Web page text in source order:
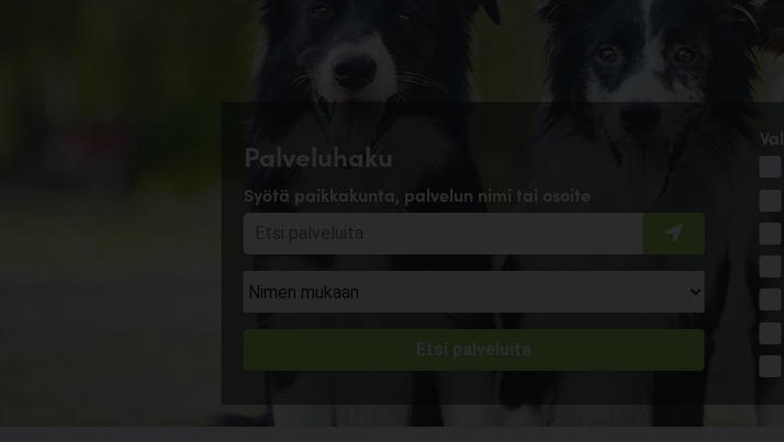
Palveluhaku
Syötä paikkakunta, palvelun nimi tai osoite